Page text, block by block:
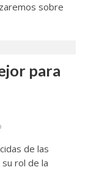
sobre
para
de las
rol de la